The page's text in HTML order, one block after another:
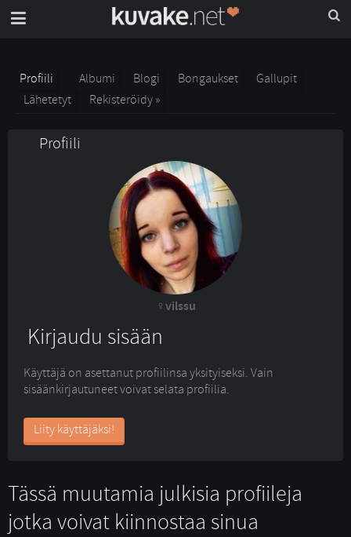
Profiili Albumi Blogi Bongaukset
Gallupit
Lähetetyt
Rekisteröidy »
Profiili
vilssu
Kirjaudu sisään
Käyttäjä on asettanut profiilinsa yksityiseksi. Vain
sisäänkirjautuneet voivat selata profiilia.
Liity käyttäjäksi!
Tässä muutamia julkisia profiileja
jotka voivat kiinnostaa sinua